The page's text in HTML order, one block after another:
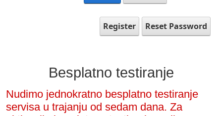
Register Reset Password
Besplatno testiranje
Nudimo jednokratno besplatno testiranje
servisa u trajanju od sedam dana. Za